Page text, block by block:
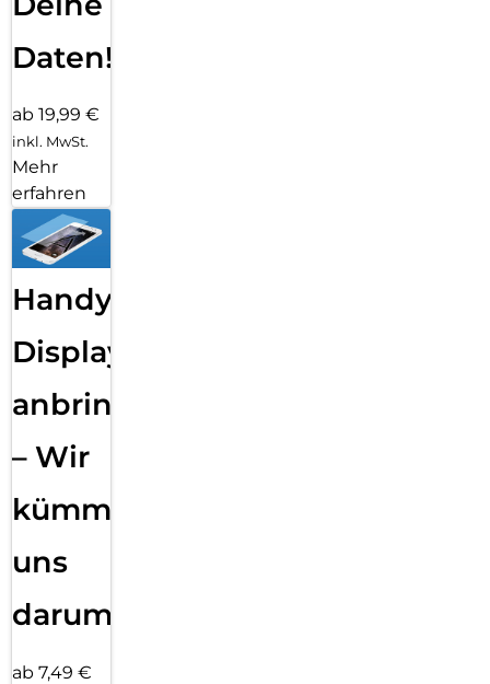
Daten!
ab 19,99 €
inkl. MwSt.
Mehr
erfahren
Handy
Displayfolie
anbringen
– Wir
kümmern
uns
darum!
ab 7,49 €